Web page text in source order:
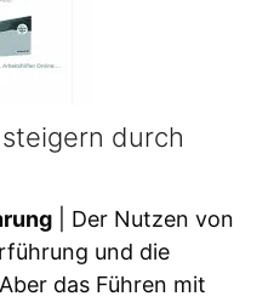
durch
| Der Nutzen von
und die
das Führen mit